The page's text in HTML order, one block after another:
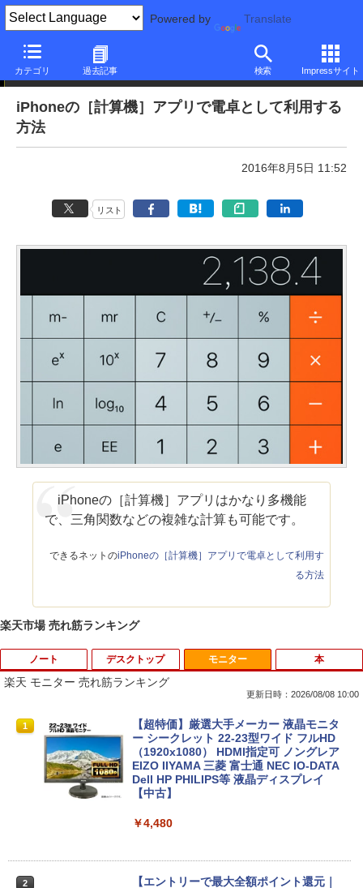
Powered by Translate
カテゴリ 過去記事 検索 Impressサイト
本日のできるネット
iPhoneの［計算機］アプリで電卓として利用する
方法
2016年8月5日 11:52
リスト
iPhoneの［計算機］アプリはかなり多機能
で、三角関数などの複雑な計算も可能です。
できるネットのiPhoneの［計算機］アプリで電卓として利用す
る方法
楽天市場 売れ筋ランキング
ノート
1
【ポイント10倍 期間限定】dynabook K
70 第11世代 intel N4500 10.1型 高精細 I
PSノングレア 無音ファンレス Wi-Fi 6 W
EBカメラ 初期設定済み すぐ使える Win
dows 11 頑丈設計 2in1 タブレットPC
(タッチペン非付属)【整備済み中古品】
￥16,700
2
【マラソン限定30%OFF】中古 店長おま
デスクトップ モニター
楽天 モニター 売れ筋ランキング
更新日時：2026/08/08 10:00
1
【超特価】厳選大手メーカー 液晶モニタ
ー シークレット 22-23型ワイド フルHD
（1920x1080） HDMI指定可 ノングレア
EIZO IIYAMA 三菱 富士通 NEC IO-DATA
Dell HP PHILIPS等 液晶ディスプレイ
【中古】
￥4,480
2
【エントリーで最大全額ポイント還元｜
本